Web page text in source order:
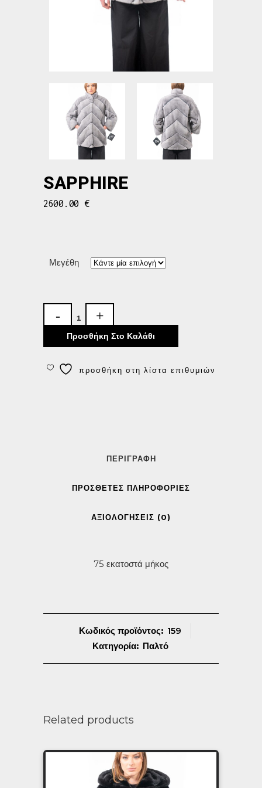
SAPPHIRE
2600.00 €
Μεγέθη
Προσθήκη Στο Καλάθι
προσθήκη στη λίστα επιθυμιών
ΠΕΡΙΓΡΑΦΉ
ΠΡΌΣΘΕΤΕΣ ΠΛΗΡΟΦΟΡΊΕΣ
ΑΞΙΟΛΟΓΉΣΕΙΣ (0)
75 εκατοστά μήκος
Κωδικός προϊόντος: 159
Κατηγορία: Παλτό
Related products